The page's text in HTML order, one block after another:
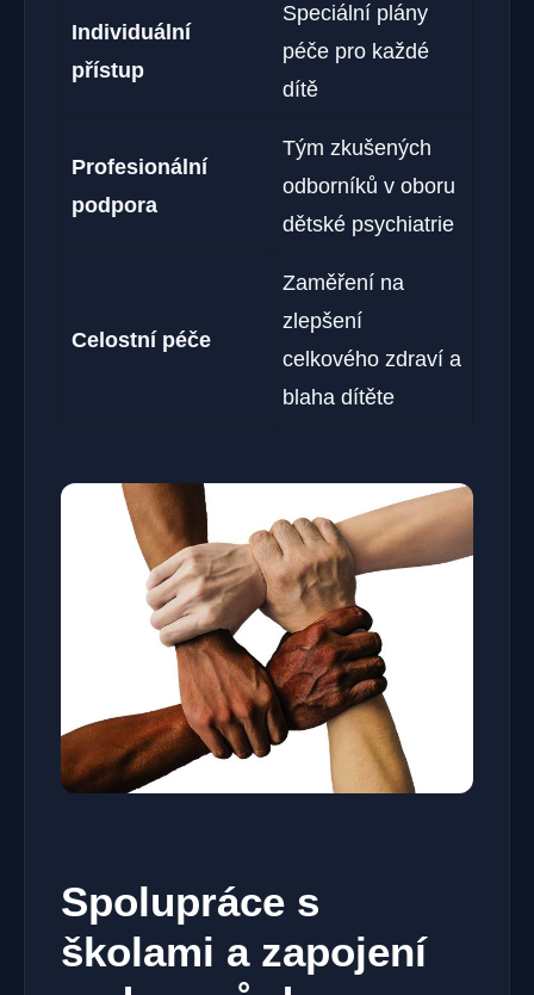
Individuální
přístup
Speciální plány
péče pro každé
dítě
Profesionální
podpora
Tým zkušených
odborníků v oboru
dětské psychiatrie
Celostní péče
Zaměření na
zlepšení
celkového zdraví a
blaha dítěte
Spolupráce s
školami a zapojení